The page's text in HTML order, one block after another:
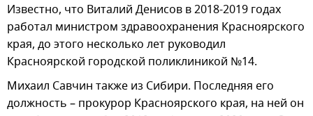
Известно, что Виталий Денисов в 2018-2019 годах
работал министром здравоохранения Красноярского
края, до этого несколько лет руководил
Красноярской городской поликлиникой №14.
Михаил Савчин также из Сибири. Последняя его
должность – прокурор Красноярского края, на ней он